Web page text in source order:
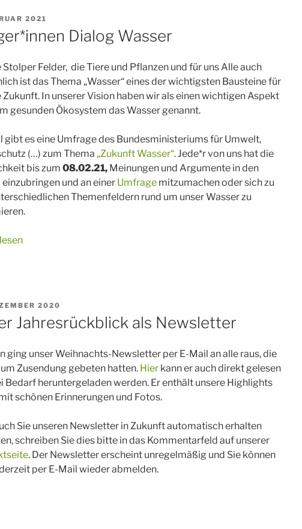
2021
Dialog Wasser
Stolper Felder, die Tiere und Pflanzen und für uns Alle auch
ist das Thema „Wasser“ eines der wichtigsten Bausteine für
Zukunft. In unserer Vision haben wir als einen wichtigen Aspekt
gesunden Ökosystem das Wasser genannt.
gibt es eine Umfrage des Bundesministeriums für Umwelt,
(…) zum Thema „Zukunft Wasser“. Jede*r von uns hat die
bis zum 08.02.21, Meinungen und Argumente in den
und an einer Umfrage mitzumachen oder sich zu
Themenfeldern rund um unser Wasser zu
2020
Jahresrückblick als Newsletter
ging unser Weihnachts-Newsletter per E-Mail an alle raus, die
Zusendung gebeten hatten. Hier kann er auch direkt gelesen
Bedarf heruntergeladen werden. Er enthält unsere Highlights
schönen Erinnerungen und Fotos.
Sie unseren Newsletter in Zukunft automatisch erhalten
schreiben Sie dies bitte in das Kommentarfeld auf unserer
. Der Newsletter erscheint unregelmäßig und Sie können
per E-Mail wieder abmelden.